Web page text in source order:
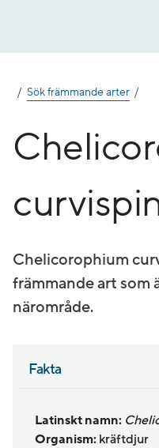
Sök främmande arter
Chelicorophium
främmande art som
närområde.
Fakta
Latinskt namn:
Organism: kräftdjur